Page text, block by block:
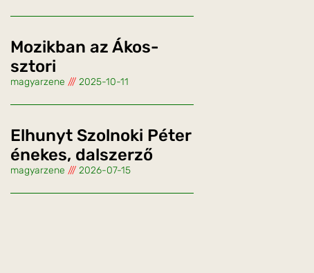
Mozikban az Ákos-
sztori
magyarzene 2025-10-11
Elhunyt Szolnoki Péter
énekes, dalszerző
magyarzene 2026-07-15